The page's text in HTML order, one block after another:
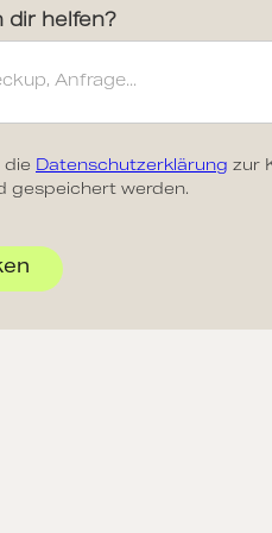
dir helfen?
die Datenschutzerklärung zur
gespeichert werden.